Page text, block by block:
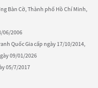
Bàn Cờ, Thành phố Hồ Chí Minh,
06/2006
Quốc Gia cấp ngày 17/10/2014,
09/01/2026
05/7/2017